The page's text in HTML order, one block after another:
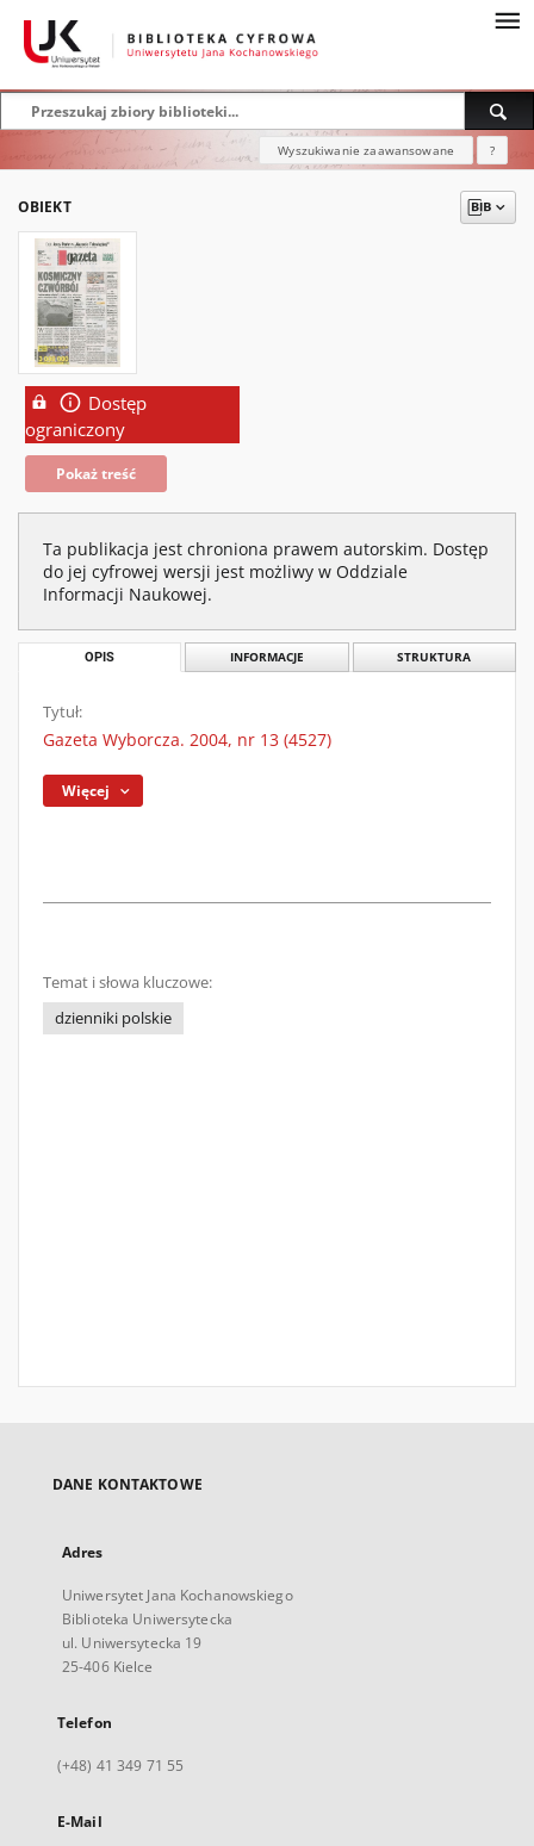
Wyszukiwanie zaawansowane ?
OBIEKT
Dostęp
ograniczony
Pokaż treść
Ta publikacja jest chroniona prawem autorskim. Dostęp
do jej cyfrowej wersji jest możliwy w Oddziale
Informacji Naukowej.
OPIS INFORMACJE STRUKTURA
Tytuł:
Gazeta Wyborcza. 2004, nr 13 (4527)
Więcej
Temat i słowa kluczowe:
dzienniki polskie
DANE KONTAKTOWE
Adres
Uniwersytet Jana Kochanowskiego
Biblioteka Uniwersytecka
ul. Uniwersytecka 19
25-406 Kielce
Telefon
(+48) 41 349 71 55
E-Mail